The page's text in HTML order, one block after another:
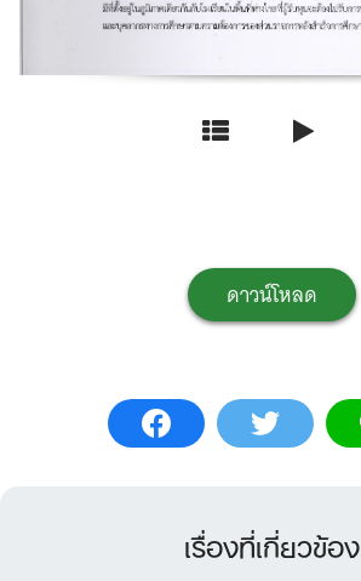
ดาวน์โหลด
เรื่องที่เกี่ยวข้อง